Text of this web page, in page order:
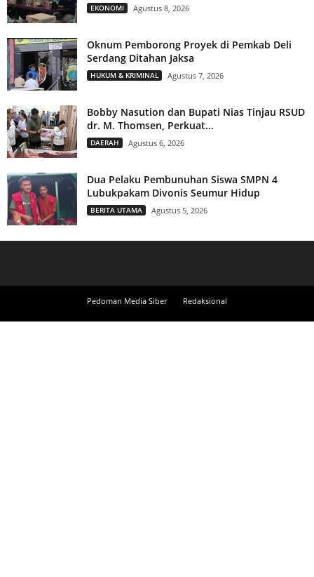
EKONOMI Agustus 8, 2026
Oknum Pemborong Proyek di Pemkab Deli
Serdang Ditahan Jaksa
HUKUM & KRIMINAL Agustus 7, 2026
Bobby Nasution dan Bupati Nias Tinjau RSUD
dr. M. Thomsen, Perkuat...
DAERAH Agustus 6, 2026
Dua Pelaku Pembunuhan Siswa SMPN 4
Lubukpakam Divonis Seumur Hidup
BERITA UTAMA Agustus 5, 2026
Pedoman Media Siber Redaksional